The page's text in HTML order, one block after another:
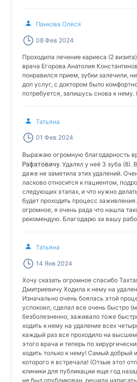
Панкова Олеся
08 Фев 2024
Проходила лечение кариеса (2
врача Егорова Анатолия
понравился прием, зубки залечили,
доп услуг, с доктором было
потребуется, запишусь снова к
Татьяна
01 Фев 2024
Выражаю огромную благодарность
Рафатовичу. Удалял у неё 3 зуба (8).
даже не заметила этих удалений.
ласково относится к пациентом,
следующих этапах, и что нужно
будет проходить процесс
огромное, я очень рада что нашла
рекомендую. Благодарю за вашу
Татьяна
14 Янв 2024
Хочу сказать огромное спасибо
Дмитриевичу Ходила к нему на
Изначально очень боялась этой
успокоил, сделал все очень быстро
безболезненно, заживало тоже
ходить к нему на удаление всех
каждый раз все проходило на
этого врача и теперь по
ходить только к нему! Самый добрый
которого я встречала! (Отзыв этот
клиники для публикации еще год
не был опубликован, решила